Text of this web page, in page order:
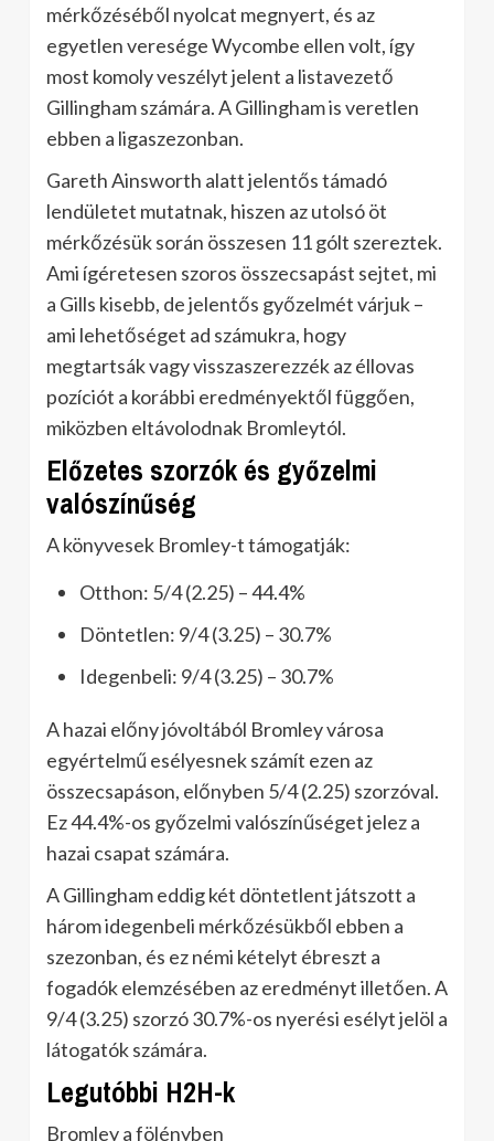
mérkőzéséből nyolcat megnyert, és az
egyetlen veresége Wycombe ellen volt, így
most komoly veszélyt jelent a listavezető
Gillingham számára. A Gillingham is veretlen
ebben a ligaszezonban.
Gareth Ainsworth alatt jelentős támadó
lendületet mutatnak, hiszen az utolsó öt
mérkőzésük során összesen 11 gólt szereztek.
Ami ígéretesen szoros összecsapást sejtet, mi
a Gills kisebb, de jelentős győzelmét várjuk –
ami lehetőséget ad számukra, hogy
megtartsák vagy visszaszerezzék az éllovas
pozíciót a korábbi eredményektől függően,
miközben eltávolodnak Bromleytól.
Előzetes szorzók és győzelmi
valószínűség
A könyvesek Bromley-t támogatják:
Otthon: 5/4 (2.25) – 44.4%
Döntetlen: 9/4 (3.25) – 30.7%
Idegenbeli: 9/4 (3.25) – 30.7%
A hazai előny jóvoltából Bromley városa
egyértelmű esélyesnek számít ezen az
összecsapáson, előnyben 5/4 (2.25) szorzóval.
Ez 44.4%-os győzelmi valószínűséget jelez a
hazai csapat számára.
A Gillingham eddig két döntetlent játszott a
három idegenbeli mérkőzésükből ebben a
szezonban, és ez némi kételyt ébreszt a
fogadók elemzésében az eredményt illetően. A
9/4 (3.25) szorzó 30.7%-os nyerési esélyt jelöl a
látogatók számára.
Legutóbbi H2H-k
Bromley a fölényben